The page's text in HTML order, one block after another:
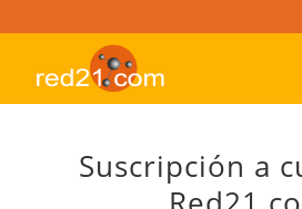
Suscripción a